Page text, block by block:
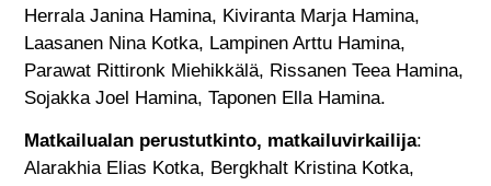
Herrala Janina Hamina, Kiviranta Marja Hamina,
Laasanen Nina Kotka, Lampinen Arttu Hamina,
Parawat Rittironk Miehikkälä, Rissanen Teea Hamina,
Sojakka Joel Hamina, Taponen Ella Hamina.
Matkailualan perustutkinto, matkailuvirkailija:
Alarakhia Elias Kotka, Bergkhalt Kristina Kotka,